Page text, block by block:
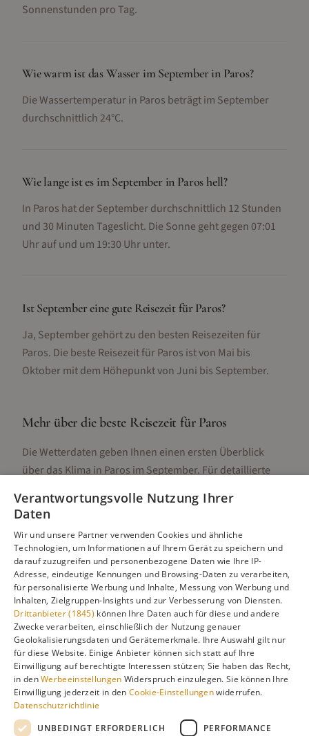
Sonnenstunden pro Tag.
Wie warm ist das Wasser im September in Paros?
Die Wassertemperatur in Paros beträgt im September
durchschnittlich 24°C.
Wie lange ist es im September in Paros hell?
In Paros hat der September durchschnittlich 12 Stunden
und 30 Minuten Tageslicht. Die Sonne geht gegen 07:01
Uhr auf und um 19:30 Uhr unter.
Ist September eine gute Reisezeit für Paros?
Ja, September gehört zu den besten Reisezeiten für
Paros. Die beste Reisezeit für Paros ist von Mai bis
Oktober mit dem Höhepunkt von Juni bis September.
Mehr über die beste Reisezeit für Paros
Die Wetterdaten geben Ihnen einen ersten Überblick
über das Klima in Paros im September. Für detaillierte
Unterschieden, Aktivitäten und Reisetipps besuchen Sie
Alle Infos zur besten ReisezeitParos
Gefällt dir diese Seite? Teile sie auf Pinterest!
Auf Pinterest merken
Verantwortungsvolle Nutzung Ihrer
Daten
Wir und unsere Partner verwenden Cookies und ähnliche
Technologien, um Informationen auf Ihrem Gerät zu speichern und
darauf zuzugreifen und personenbezogene Daten wie Ihre IP-
Adresse, eindeutige Kennungen und Browsing-Daten zu verarbeiten,
für personalisierte Werbung und Inhalte, Messung von Werbung und
Inhalten, Zielgruppen-Insights und zur Verbesserung von Diensten.
Drittanbieter (1845) können Ihre Daten auch für diese und andere
Zwecke verarbeiten, einschließlich der Nutzung genauer
Geolokalisierungsdaten und Gerätemerkmale. Ihre Auswahl gilt nur
für diese Website. Einige Anbieter können sich statt auf Ihre
Einwilligung auf berechtigte Interessen stützen; Sie haben das Recht,
in denWerbeeinstellungen Widerspruch einzulegen. Sie können Ihre
Einwilligung jederzeit in denCookie-Einstellungenwiderrufen.
Datenschutzrichtlinie
UNBEDINGT ERFORDERLICH
PERFORMANCE